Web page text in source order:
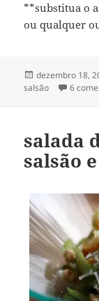
**substitua o
ou qualquer
Publicado
em
dezembro 18,
salsão
6
salada
salsão